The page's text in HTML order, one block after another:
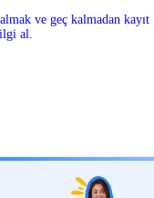
ve geç kalmadan kayıt
al.